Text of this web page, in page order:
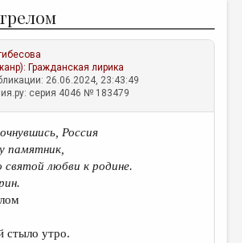
Гражданская лирика
26.06.2024, 23:43:49
серия 4046 № 183479
Россия
памятник,
святой любви к родине.
стыло утро.